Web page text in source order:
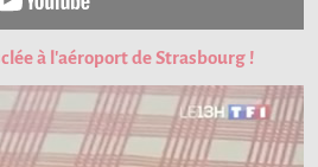
à l'aéroport de Strasbourg !